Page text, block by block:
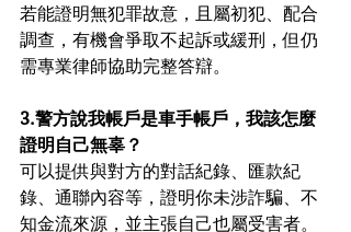
若能證明無犯罪故意，且屬初犯、配合
調查，有機會爭取不起訴或緩刑，但仍
需專業律師協助完整答辯。
3.警方說我帳戶是車手帳戶，我該怎麼
證明自己無辜？
可以提供與對方的對話紀錄、匯款紀
錄、通聯內容等，證明你未涉詐騙、不
知金流來源，並主張自己也屬受害者。